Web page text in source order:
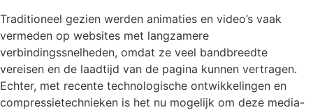
Traditioneel gezien werden animaties en video’s vaak
vermeden op websites met langzamere
verbindingssnelheden, omdat ze veel bandbreedte
vereisen en de laadtijd van de pagina kunnen vertragen.
Echter, met recente technologische ontwikkelingen en
compressietechnieken is het nu mogelijk om deze media-